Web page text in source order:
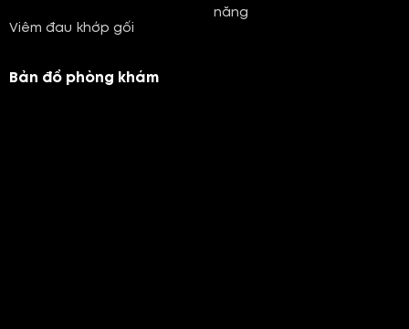
Viêm đau khớp gối
năng
Bản đồ phòng khám